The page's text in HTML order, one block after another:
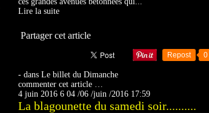
Lire la suite
Partager cet article
Repost 0
- dans Le billet du Dimanche
commenter cet article …
4 juin 2016 6 04 /06 /juin /2016 17:59
La blagounette du samedi soir..........